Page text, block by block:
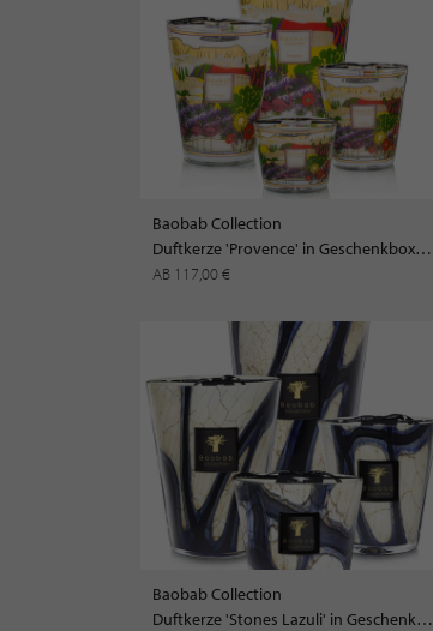
Baobab Collection
Duftkerze 'Provence' in Geschenkbox LIMITED EDITION
AB 117,00 €
Baobab Collection
Duftkerze 'Stones Lazuli' in Geschenkbox